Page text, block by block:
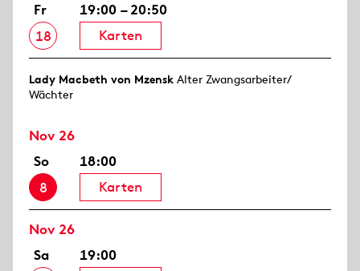
Fr
18
19:00 – 20:50
Karten
Lady Macbeth von Mzensk Alter Zwangsarbeiter/
Wächter
Nov 26
So
8
18:00
Karten
Nov 26
Sa
19:00